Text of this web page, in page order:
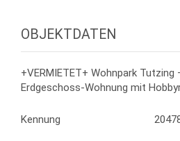
OBJEKTDATEN
+VERMIETET+ Wohnpark Tutzing
Erdgeschoss-Wohnung mit
Kennung